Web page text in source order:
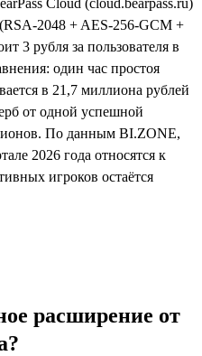
2048 + AES-256-GCM +
3 рубля за пользователя в
один час простоя
в 21,7 миллиона рублей
от одной успешной
По данным BI.ZONE,
2026 года относятся к
игроков остаётся
расширение от